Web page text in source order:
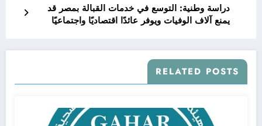
دراسة وطنية: التوسع في خدمات القبالة بمصر قد
يمنع آلاف الوفيات ويوفر عائدًا اقتصاديًا واجتماعيًا
RELATED POSTS